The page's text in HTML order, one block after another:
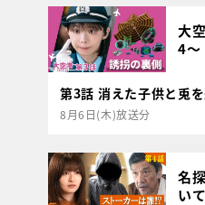
大
4～
第3話 消えた子供と兎を
8月6日(木)放送分
名
いて